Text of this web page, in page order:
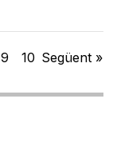
9 10 Següent »